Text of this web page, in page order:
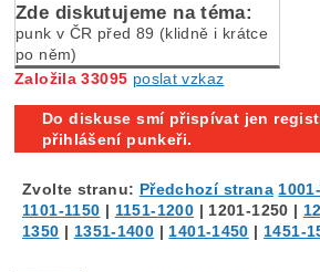
Zde diskutujeme na téma:
punk v ČR před 89 (klidně i krátce
po něm)
Založila 33095 poslat vzkaz
Do diskuse smí přispívat jen
přihlášení punkeři.
Zvolte stranu: Předchozí strana
1101-1150 | 1151-1200 | 1201-1250 |
1350 | 1351-1400 | 1401-1450 | 1451-